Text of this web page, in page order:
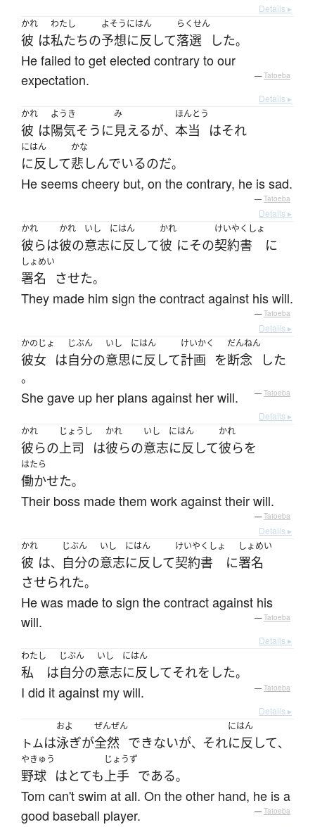
Details ▸
かれ
彼 は
わたし
私たちの
よそうにはん
予想に反して
らくせん
落選 した。
He failed to get elected contrary to our
expectation.
— Tatoeba
Details ▸
かれ
彼 は
ようき
陽気そう に
み
見えるが、
ほんとう
本当 はそれ
にはん
に反して
かな
悲しんでいるのだ。
He seems cheery but, on the contrary, he is sad.
— Tatoeba
Details ▸
かれ
彼らは
かれ
彼の
いし
意志
にはん
に反して
かれ
彼 にその
けいやくしょ
契約書 に
しょめい
署名 させた。
They made him sign the contract against his will.
— Tatoeba
Details ▸
かのじょ
彼女 は
じぶん
自分の
いし
意思
にはん
に反して
けいかく
計画 を
だんねん
断念 した
。
She gave up her plans against her will. — Tatoeba
Details ▸
かれ
彼らの
じょうし
上司 は
かれ
彼らの
いし
意志
にはん
に反して
かれ
彼らを
はたら
働かせた。
Their boss made them work against their will.
— Tatoeba
Details ▸
かれ
彼 は、
じぶん
自分の
いし
意志
にはん
に反して
けいやくしょ
契約書 に
しょめい
署名
させられた。
He was made to sign the contract against his
will.
— Tatoeba
Details ▸
わたし
私 は
じぶん
自分の
いし
意志
にはん
に反してそれを した。
I did it against my will. — Tatoeba
Details ▸
トムは
およ
泳ぎが
ぜんぜん
全然 できないが、 それ
にはん
に反して、
やきゅう
野球 はとても
じょうず
上手 である。
Tom can't swim at all. On the other hand, he is a
good baseball player.
— Tatoeba